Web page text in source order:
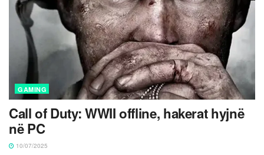
GAMING
Call of Duty: WWII offline, hakerat hyjnë
në PC
10/07/2025